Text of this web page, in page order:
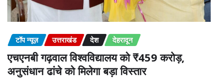
टॉप न्यूज़ उत्तराखंड देश देहरादून
एचएनबी गढ़वाल विश्वविद्यालय को ₹459 करोड़,
अनुसंधान ढांचे को मिलेगा बड़ा विस्तार